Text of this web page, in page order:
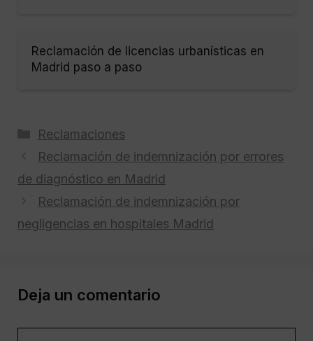
Reclamación de licencias urbanísticas en
Madrid paso a paso
Categorías
Reclamaciones
Reclamación de indemnización por errores
de diagnóstico en Madrid
Reclamación de indemnización por
negligencias en hospitales Madrid
Deja un comentario